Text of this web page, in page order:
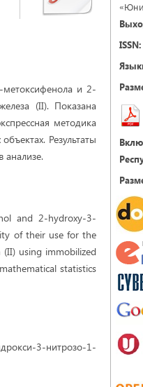
и 2-
(II). Показана
методика
Результаты
and 2-hydroxy-3-
of their use for the
using immobilized
statistics
3-нитрозо-1-
ISSN: